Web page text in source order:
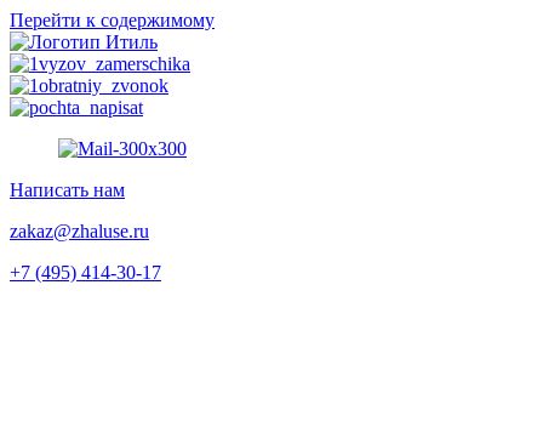
Перейти к содержимому
Написать нам
zakaz@zhaluse.ru
+7 (495) 414-30-17‬